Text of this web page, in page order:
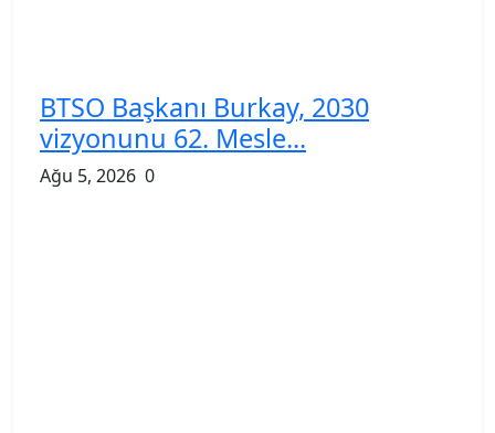
BTSO Başkanı Burkay, 2030
vizyonunu 62. Mesle...
Ağu 5, 2026 0